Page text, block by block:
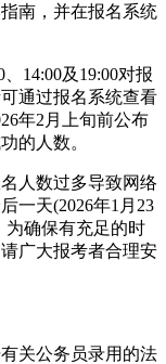
南，并在报名系统
14:00及19:00对报
通过报名系统查看
年2月上旬前公布
的人数。
人数过多导致网络
一天(2026年1月23
为确保有充足的时
广大报考者合理安
关公务员录用的法